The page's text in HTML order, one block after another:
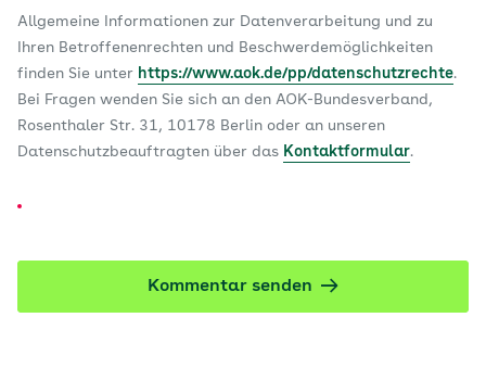
Allgemeine Informationen zur Datenverarbeitung und zu
Ihren Betroffenenrechten und Beschwerdemöglichkeiten
finden Sie unter https://www.aok.de/pp/datenschutzrechte.
Bei Fragen wenden Sie sich an den AOK-Bundesverband,
Rosenthaler Str. 31, 10178 Berlin oder an unseren
Datenschutzbeauftragten über das Kontaktformular.
Kommentar senden